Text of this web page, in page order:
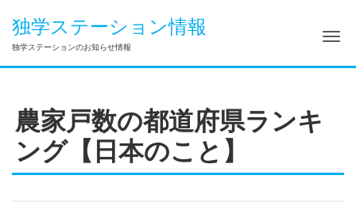
独学ステーション情報
独学ステーションのお知らせ情報
ナ
農家戸数の都道府県ランキ
ング【日本のこと】